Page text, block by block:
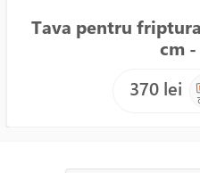
Tava pentru
cm -
370 lei